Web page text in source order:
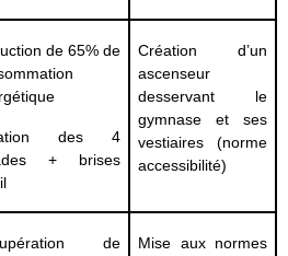
de 65% de
des 4
+ brises
Création d’un
ascenseur
desservant le
gymnase et ses
vestiaires (norme
accessibilité)
de
Mise aux normes